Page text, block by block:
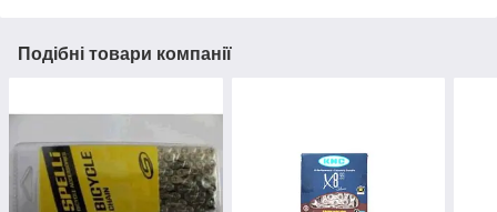
Подібні товари компанії